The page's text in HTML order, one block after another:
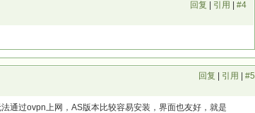
回复 引用 #4
回复 引用 #5
通过ovpn上网，AS版本比较容易安装，界面也友好，就是